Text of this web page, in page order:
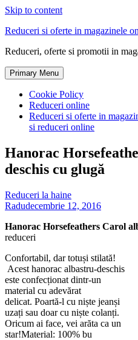
Skip to content
Reduceri si oferte in magazinele
Reduceri, oferte si promotii in
Primary Menu
Cookie Policy
Reduceri online
Reduceri si oferte in
si reduceri online
Hanorac
deschis cu glugă
Reduceri la haine
Radudecembrie 12, 2016
Hanorac Horsefeathers Carol
reduceri
Confortabil, dar totuși stilată!
Acest hanorac albastru-deschis
este confecționat dintr-un
material cu adevărat
delicat. Poartă-l cu niște jeanși
uzați sau doar cu niște colanți.
Oricum ai face, vei arăta ca un
star!Material: 100% bu